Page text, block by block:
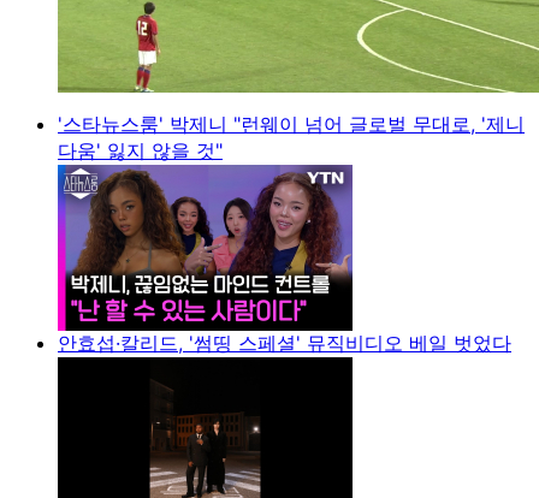
'스타뉴스룸' 박제니 "런웨이 넘어 글로벌 무대로, '제니
다움' 잃지 않을 것"
안효섭·칼리드, '썸띵 스페셜' 뮤직비디오 베일 벗었다